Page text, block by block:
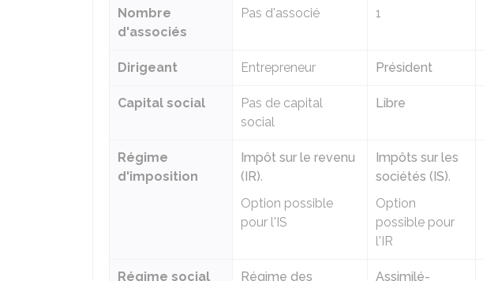
Nombre
d'associés
Pas d'associé 1
Dirigeant Entrepreneur Président
Capital social
Pas de capital
social
Libre
Régime
d'imposition
Impôt sur le revenu
(IR).
Option possible
pour l'IS
Impôts sur les
sociétés (IS).
Option
possible pour
l'IR
Régime social Régime des Assimilé-